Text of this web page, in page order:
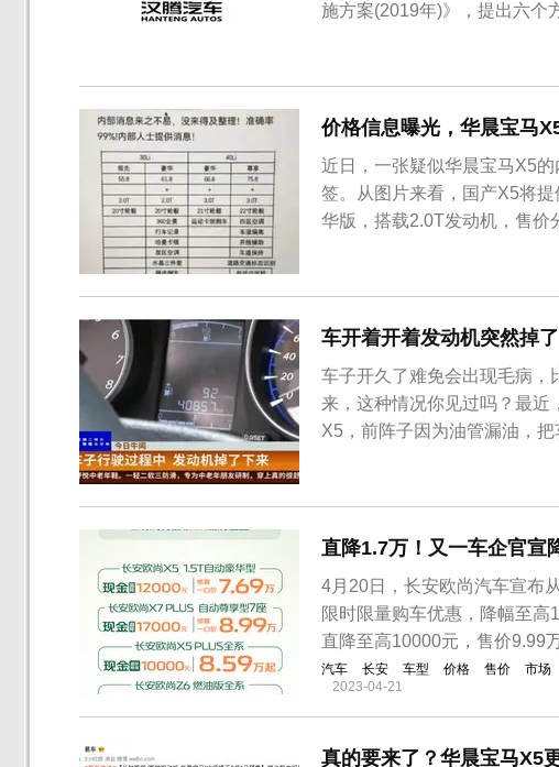
施方案(2019年)》，提出六个
相关的购车政策，像一汽-大
风日产和长安哈佛等车企纷纷
价格信息曝光，华晨宝马
近日，一张疑似华晨宝马X5
签。从图片来看，国产X5将
华版，搭载2.0T发动机，售价
便如此，在官方未正式发布
马...
车开着开着发动机突然掉
车子开久了难免会出现毛病，
来，这种情况你见过吗？最近
X5，前阵子因为油管漏油，
的，当时花了10万左右。车
故。出事三天前，因为车子油
直降1.7万！又一车企官宣
4月20日，长安欧尚汽车宣布
限时限量购车优惠，降幅至
直降至高10000元，售价9.99
汽车 长安 车型 价格 售价 市场
2023-04-21
真的要来了？华晨宝马X5